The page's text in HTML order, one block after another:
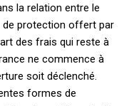
la relation entre le
de protection offert par
des frais qui reste à
ne commence à
soit déclenché.
formes de